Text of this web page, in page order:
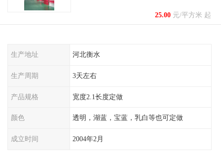
25.00元/平方米 起
生产地址 河北衡水
生产周期 3天左右
产品规格 宽度2.1长度定做
颜色 透明，湖蓝，宝蓝，乳白等也可定做
成立时间 2004年2月